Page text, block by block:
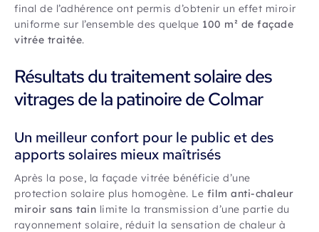
final de l’adhérence ont permis d’obtenir un effet miroir
uniforme sur l’ensemble des quelque 100 m² de façade
vitrée traitée.
Résultats du traitement solaire des
vitrages de la patinoire de Colmar
Un meilleur confort pour le public et des
apports solaires mieux maîtrisés
Après la pose, la façade vitrée bénéficie d’une
protection solaire plus homogène. Le film anti-chaleur
miroir sans tain limite la transmission d’une partie du
rayonnement solaire, réduit la sensation de chaleur à